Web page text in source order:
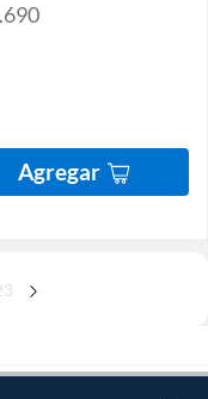
Agregar